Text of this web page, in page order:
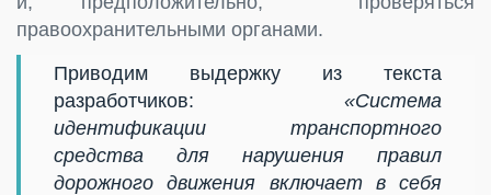
правоохранительными органами.
Приводим выдержку из текста
разработчиков: «Система
идентификации транспортного
средства для нарушения правил
дорожного движения включает в себя